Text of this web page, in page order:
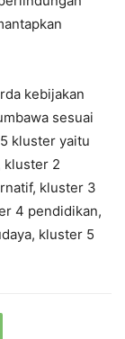
kebijakan
sesuai
kluster yaitu
kluster 2
kluster 3
4 pendidikan,
kluster 5